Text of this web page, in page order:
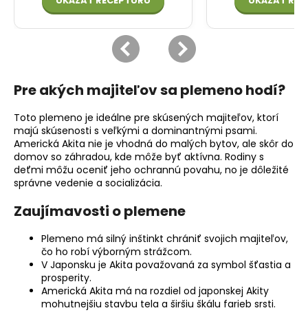
Pre akých majiteľov sa plemeno hodí?
Toto plemeno je ideálne pre skúsených majiteľov, ktorí
majú skúsenosti s veľkými a dominantnými psami.
Americká Akita nie je vhodná do malých bytov, ale skôr do
domov so záhradou, kde môže byť aktívna. Rodiny s
deťmi môžu oceniť jeho ochrannú povahu, no je dôležité
správne vedenie a socializácia.
Zaujímavosti o plemene
Plemeno má silný inštinkt chrániť svojich majiteľov,
čo ho robí výborným strážcom.
V Japonsku je Akita považovaná za symbol šťastia a
prosperity.
Americká Akita má na rozdiel od japonskej Akity
mohutnejšiu stavbu tela a širšiu škálu farieb srsti.